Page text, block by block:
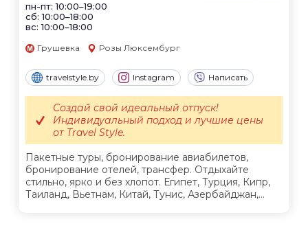
пн-пт: 10:00–19:00
сб: 10:00–18:00
вс: 10:00–18:00
Грушевка Розы Люксембург
travelstyle.by Instagram Написать
Пакетные туры, бронирование авиабилетов,
бронирование отелей, трансфер. Отдыхайте
стильно, ярко и без хлопот. Египет, Турция, Кипр,
Таиланд, Вьетнам, Китай, Тунис, Азербайджан,...
Создай свой идеальный отпуск!
Индивидуальный подход и лучшие цены
от Travel Style.